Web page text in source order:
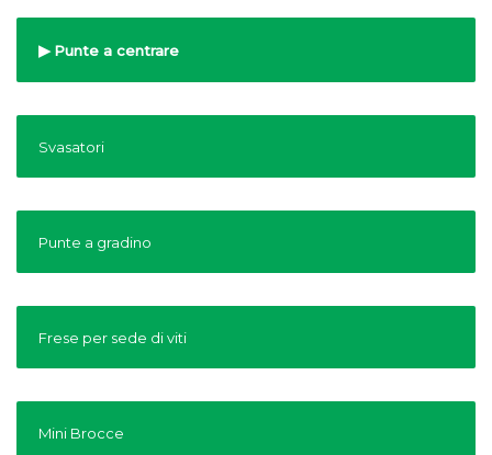
Punte a centrare
Svasatori
Punte a gradino
Frese per sede di viti
Mini Brocce